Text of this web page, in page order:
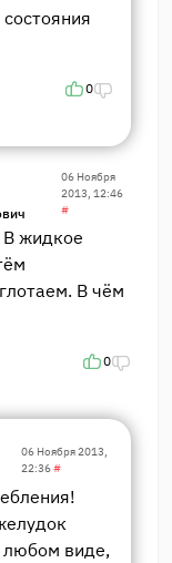
0
06 Ноября
2013, 12:46
#
В жидкое
В чём
0
06 Ноября 2013,
22:36#
любом виде,